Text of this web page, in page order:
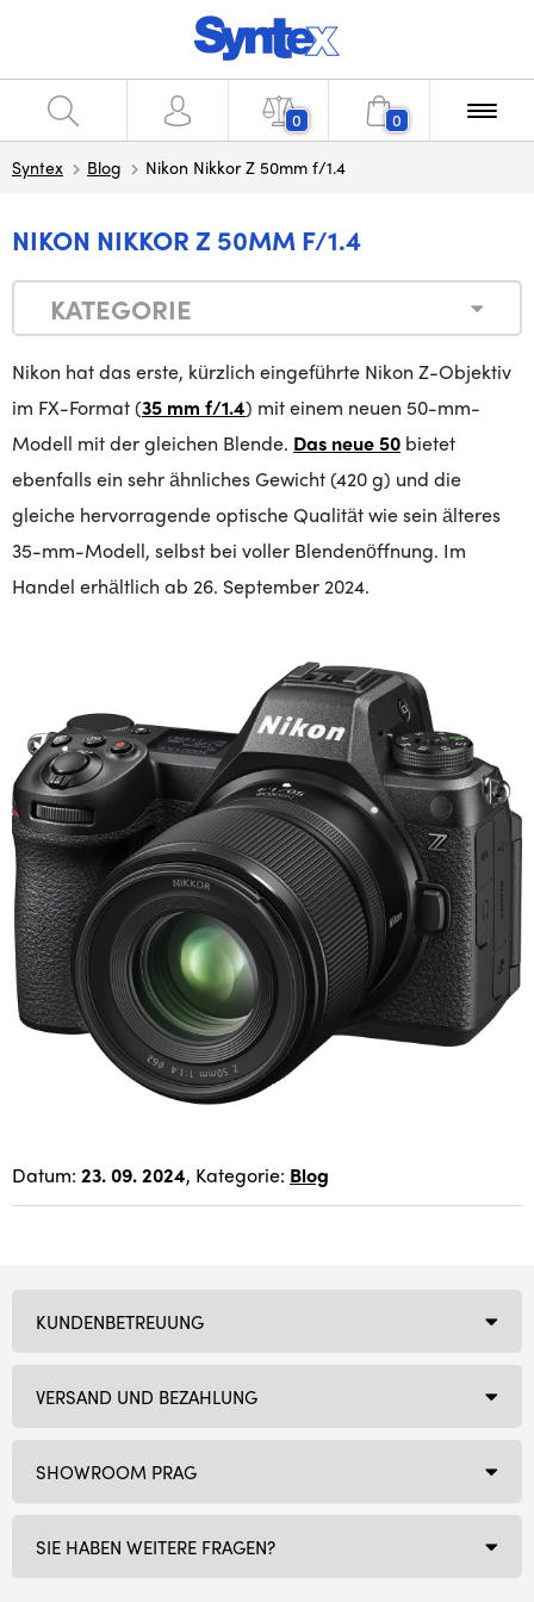
0 0
Syntex Blog Nikon Nikkor Z 50mm f/1.4
NIKON NIKKOR Z 50MM F/1.4
KATEGORIE
Nikon hat das erste, kürzlich eingeführte Nikon Z-Objektiv
im FX-Format (35 mm f/1.4) mit einem neuen 50-mm-
Modell mit der gleichen Blende. Das neue 50 bietet
ebenfalls ein sehr ähnliches Gewicht (420 g) und die
gleiche hervorragende optische Qualität wie sein älteres
35-mm-Modell, selbst bei voller Blendenöffnung. Im
Handel erhältlich ab 26. September 2024.
Datum: 23. 09. 2024, Kategorie: Blog
SHOWROOM PRAG
SIE HABEN WEITERE FRAGEN?
KUNDENBETREUUNG
VERSAND UND BEZAHLUNG